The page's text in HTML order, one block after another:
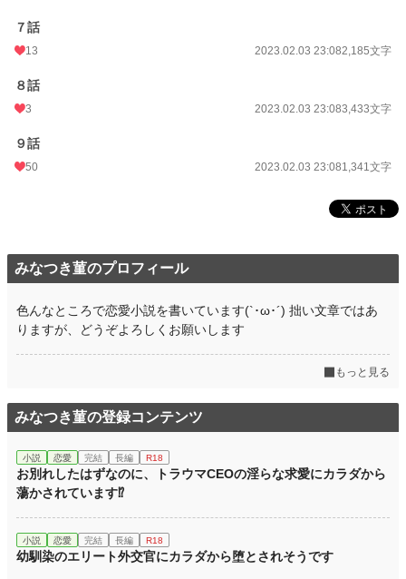
更新日時
初回完結日時
７話
13 2023.02.03 23:082,185文字
８話
3 2023.02.03 23:083,433文字
９話
50 2023.02.03 23:081,341文字
みなつき菫のプロフィール
色んなところで恋愛小説を書いています(`･ω･´) 拙い文章ではあ
りますが、どうぞよろしくお願いします
もっと見る
みなつき菫の登録コンテンツ
小説 恋愛 完結 長編 R18
お別れしたはずなのに、トラウマCEOの淫らな求愛にカラダから
蕩かされています⁉︎
小説 恋愛 完結 長編 R18
幼馴染のエリート外交官にカラダから堕とされそうです